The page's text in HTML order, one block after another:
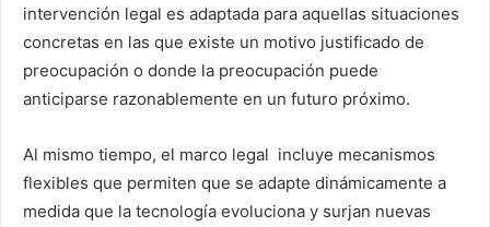
intervención legal es adaptada para aquellas situaciones
concretas en las que existe un motivo justificado de
preocupación o donde la preocupación puede
anticiparse razonablemente en un futuro próximo.
Al mismo tiempo, el marco legal incluye mecanismos
flexibles que permiten que se adapte dinámicamente a
medida que la tecnología evoluciona y surjan nuevas